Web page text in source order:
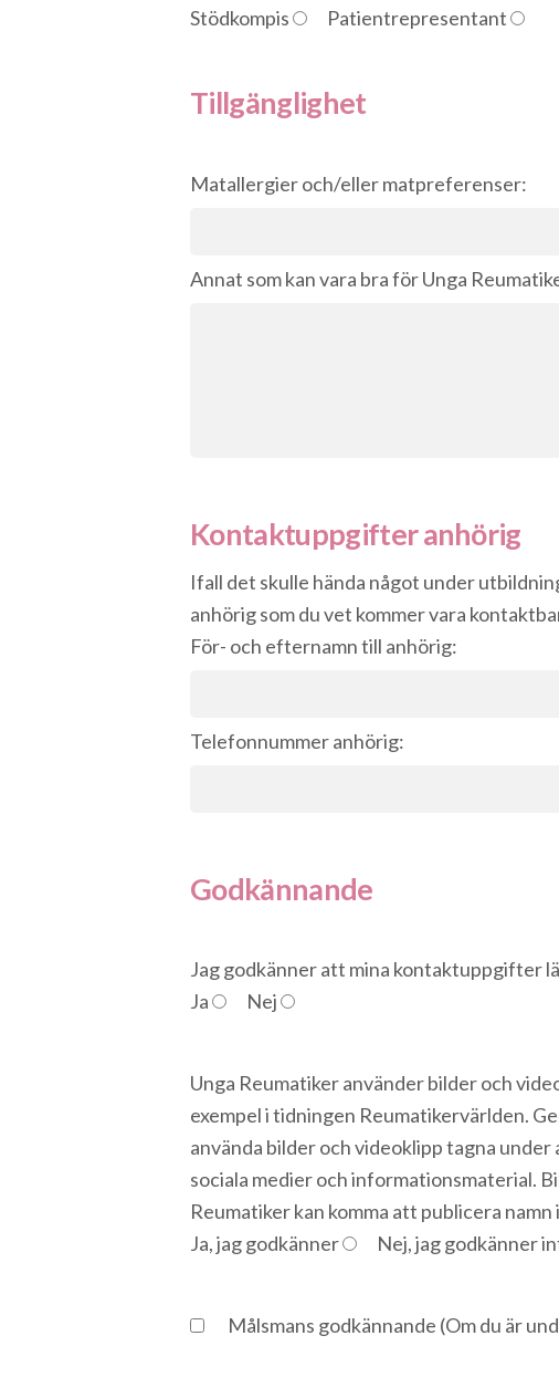
Stödkompis
Patientrepresentant
Tillgänglighet
Matallergier och/eller matpreferenser:
Annat som kan vara bra för Unga
Kontaktuppgifter anhörig
Ifall det skulle hända något under
anhörig som du vet kommer vara
För- och efternamn till anhörig:
Telefonnummer anhörig:
Godkännande
Jag godkänner att mina kontaktuppgifter
Ja
Nej
Unga Reumatiker använder bilder och
exempel i tidningen Reumatikervärlden.
använda bilder och videoklipp tagna
sociala medier och informationsmaterial.
Reumatiker kan komma att publicera
Ja, jag godkänner
Nej, jag godkänner
Målsmans godkännande (Om du är